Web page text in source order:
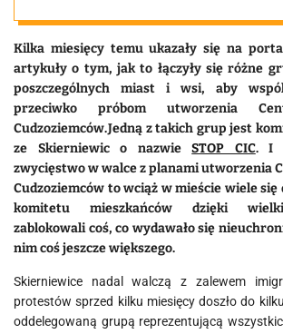
Kilka miesięcy temu ukazały się na
artykuły o tym, jak to łączyły się różne
poszczególnych miast i wsi, aby
przeciwko próbom utworzenia
Cudzoziemców.Jedną z takich grup jest
ze Skierniewic o nazwieSTOP CIC. I
zwycięstwo w walce z planami utworzenia
Cudzoziemców to wciąż w mieście wiele się
komitetu mieszkańców dzięki
zablokowali coś, co wydawało się
nim coś jeszcze większego.
Skierniewice nadal walczą z zalewem
protestów sprzed kilku miesięcy doszło do
oddelegowaną grupą reprezentującą